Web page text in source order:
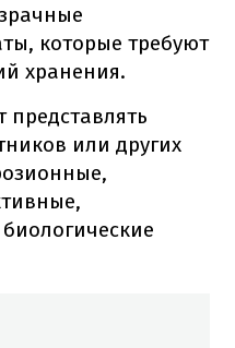
которые требуют
хранения.
представлять
или других